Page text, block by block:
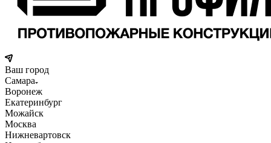
Ваш город
Самара
Воронеж
Екатеринбург
Можайск
Москва
Нижневартовск